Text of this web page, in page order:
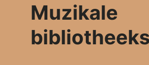
Muzikale